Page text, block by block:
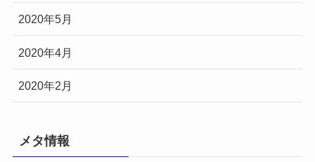
2020年5月
2020年4月
2020年2月
メタ情報